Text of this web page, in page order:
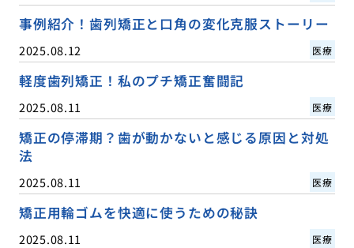
事例紹介！歯列矯正と口角の変化克服ストーリー
2025.08.12 医療
軽度歯列矯正！私のプチ矯正奮闘記
2025.08.11 医療
矯正の停滞期？歯が動かないと感じる原因と対処
法
2025.08.11 医療
矯正用輪ゴムを快適に使うための秘訣
2025.08.11 医療